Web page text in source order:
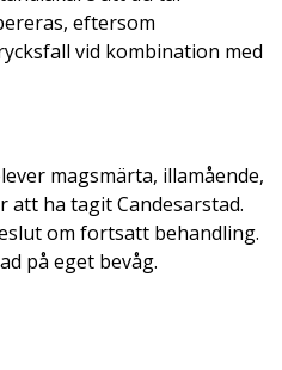
eftersom
vid kombination med
magsmärta, illamående,
ha tagit Candesarstad.
om fortsatt behandling.
på eget bevåg.